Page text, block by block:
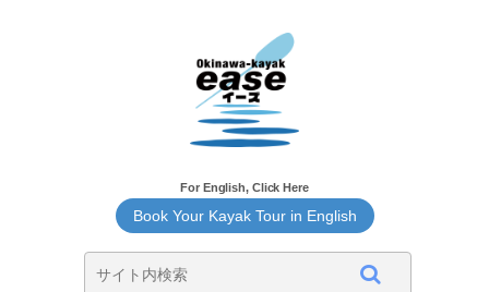
For English, Click Here
Book Your Kayak Tour in English